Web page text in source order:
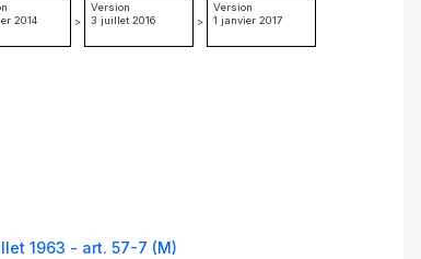
2014
>
Version
3 juillet 2016
>
Version
1 janvier 2017
1963 - art. 57-7 (M)